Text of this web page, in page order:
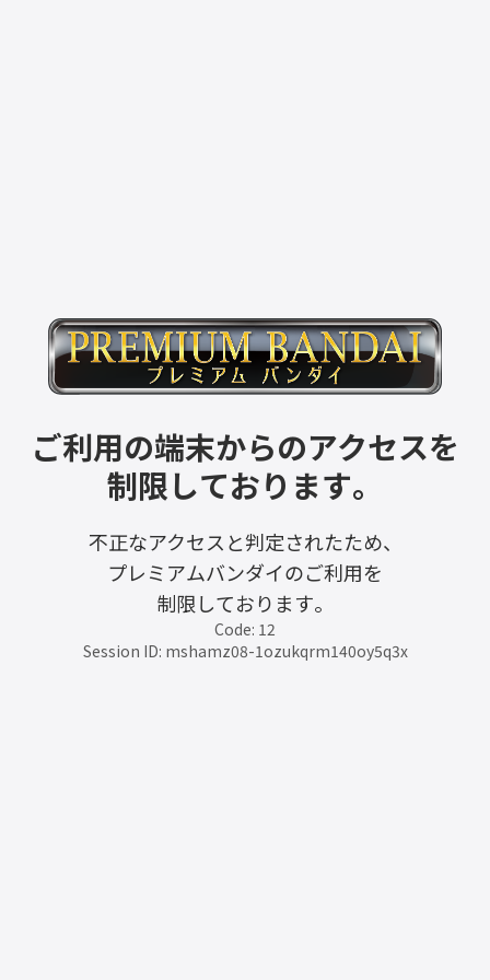
ご利用の端末からのアクセスを
制限しております。
不正なアクセスと判定されたため、
プレミアムバンダイのご利用を
制限しております。
Code: 12
Session ID: mshamz08-1ozukqrm140oy5q3x